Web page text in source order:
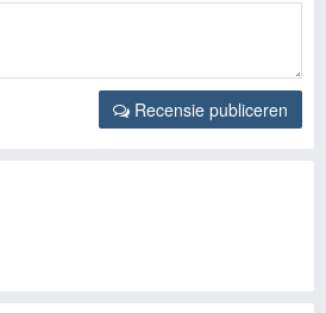
Recensie publiceren